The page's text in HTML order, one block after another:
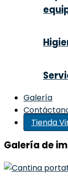
Galería
Tienda
Galería de